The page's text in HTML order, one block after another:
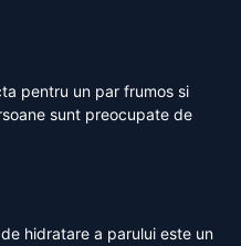
pentru un par frumos si
sunt preocupate de
hidratare a parului este un